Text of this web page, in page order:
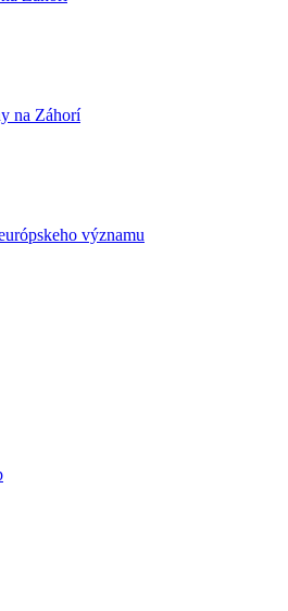
na Záhorí
významu